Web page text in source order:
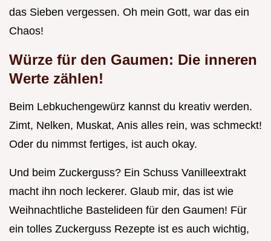
das Sieben vergessen. Oh mein Gott, war das ein
Chaos!
Würze für den Gaumen: Die inneren
Werte zählen!
Beim Lebkuchengewürz kannst du kreativ werden.
Zimt, Nelken, Muskat, Anis alles rein, was schmeckt!
Oder du nimmst fertiges, ist auch okay.
Und beim Zuckerguss? Ein Schuss Vanilleextrakt
macht ihn noch leckerer. Glaub mir, das ist wie
Weihnachtliche Bastelideen für den Gaumen! Für
ein tolles Zuckerguss Rezepte ist es auch wichtig,